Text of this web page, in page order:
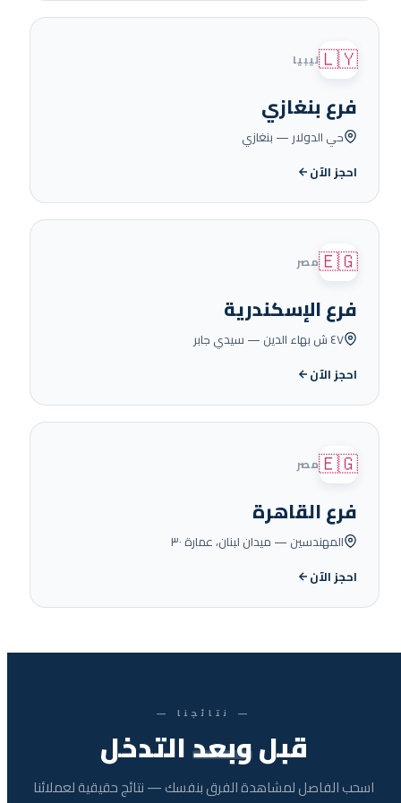
🇱🇾ليبيا
فرع بنغازي
حي الدولار — بنغازي
احجز الآن
🇪🇬مصر
فرع الإسكندرية
٤٧ ش بهاء الدين — سيدي جابر
احجز الآن
🇪🇬مصر
فرع القاهرة
المهندسين — ميدان لبنان، عمارة ٣٠
احجز الآن
— نتائجنا —
قبلوبعدالتدخل
اسحب الفاصل لمشاهدة الفرق بنفسك — نتائج حقيقية لعملائنا